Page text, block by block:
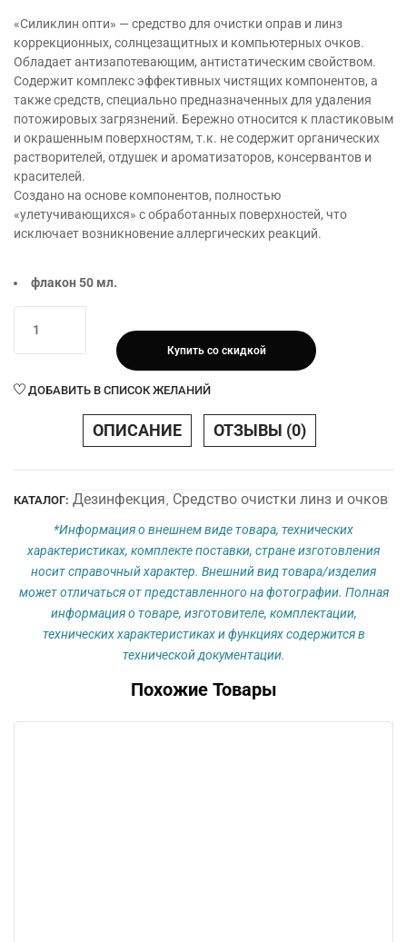
«Силиклин опти» — средство для очистки оправ и линз
коррекционных, солнцезащитных и компьютерных очков.
Обладает антизапотевающим, антистатическим свойством.
Содержит комплекс эффективных чистящих компонентов, а
также средств, специально предназначенных для удаления
потожировых загрязнений. Бережно относится к пластиковым
и окрашенным поверхностям, т.к. не содержит органических
растворителей, отдушек и ароматизаторов, консервантов и
красителей.
Создано на основе компонентов, полностью
«улетучивающихся» с обработанных поверхностей, что
исключает возникновение аллергических реакций.
флакон 50 мл.
товара
Средство
очистки
Siliclean
Купить со скидкой
ДОБАВИТЬ В СПИСОК ЖЕЛАНИЙ
ОПИСАНИЕ ОТЗЫВЫ (0)
КАТАЛОГ: Дезинфекция Средство очистки линз и очков
*Информация о внешнем виде товара, технических
характеристиках, комплекте поставки, стране изготовления
носит справочный характер. Внешний вид товара/изделия
может отличаться от представленного на фотографии. Полная
информация о товаре, изготовителе, комплектации,
технических характеристиках и функциях содержится в
технической документации.
Похожие Товары